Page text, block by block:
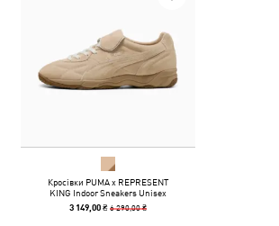
Кросівки PUMA x REPRESENT
KING Indoor Sneakers Unisex
3 149,00 ₴6 290,00 ₴